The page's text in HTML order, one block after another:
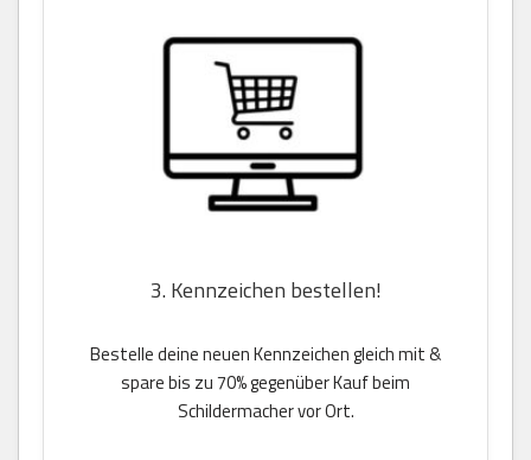
3. Kennzeichen bestellen!
Bestelle deine neuen Kennzeichen gleich mit &
spare bis zu 70% gegenüber Kauf beim
Schildermacher vor Ort.